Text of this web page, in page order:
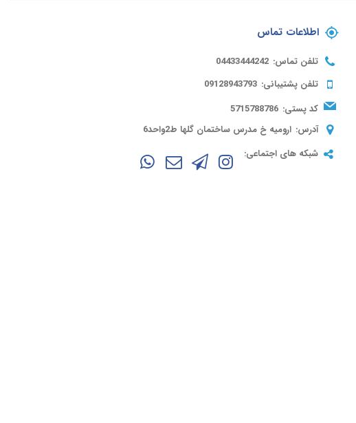
اطلاعات تماس
تلفن تماس: 04433444242
تلفن پشتیبانی: 09128943793
کد پستی: 5715788786
آدرس: ارومیه خ مدرس ساختمان گلها ط2واحد6
شبکه های اجتماعی: